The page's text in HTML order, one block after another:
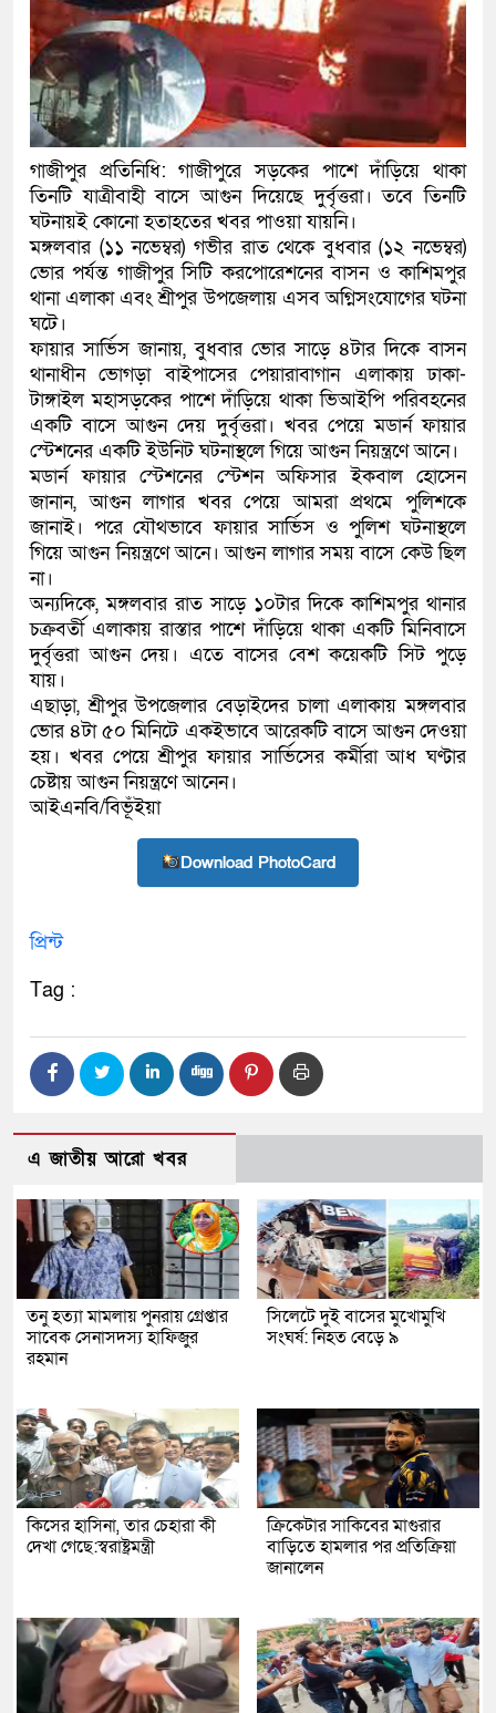
ঢাকার চারপাশে সচল হবে নৌপথ,
রাজধানীর দুই মেট্রো স্টেশনে
আদালতকে বলতে চাইলাম
লতিফ সিদ্দিকী
নতুন মামলায় গ্রেফতার
কলিমউল্লাহকে (ভিডিও)
গাজীপুর প্রতিনিধি: গাজীপুরে সড়কের পাশে দাঁড়িয়ে থাকা
তিনটি যাত্রীবাহী বাসে আগুন দিয়েছে দুর্বৃত্তরা। তবে তিনটি
ঘটনায়ই কোনো হতাহতের খবর পাওয়া যায়নি।
মঙ্গলবার (১১ নভেম্বর) গভীর রাত থেকে বুধবার (১২ নভেম্বর)
ভোর পর্যন্ত গাজীপুর সিটি করপোরেশনের বাসন ও কাশিমপুর
থানা এলাকা এবং শ্রীপুর উপজেলায় এসব অগ্নিসংযোগের ঘটনা
ঘটে।
ফায়ার সার্ভিস জানায়, বুধবার ভোর সাড়ে ৪টার দিকে বাসন
থানাধীন ভোগড়া বাইপাসের পেয়ারাবাগান এলাকায় ঢাকা-
টাঙ্গাইল মহাসড়কের পাশে দাঁড়িয়ে থাকা ভিআইপি পরিবহনের
একটি বাসে আগুন দেয় দুর্বৃত্তরা। খবর পেয়ে মডার্ন ফায়ার
স্টেশনের একটি ইউনিট ঘটনাস্থলে গিয়ে আগুন নিয়ন্ত্রণে আনে।
মডার্ন ফায়ার স্টেশনের স্টেশন অফিসার ইকবাল হোসেন
জানান, আগুন লাগার খবর পেয়ে আমরা প্রথমে পুলিশকে
জানাই। পরে যৌথভাবে ফায়ার সার্ভিস ও পুলিশ ঘটনাস্থলে
গিয়ে আগুন নিয়ন্ত্রণে আনে। আগুন লাগার সময় বাসে কেউ ছিল
না।
অন্যদিকে, মঙ্গলবার রাত সাড়ে ১০টার দিকে কাশিমপুর থানার
চক্রবর্তী এলাকায় রাস্তার পাশে দাঁড়িয়ে থাকা একটি মিনিবাসে
দুর্বৃত্তরা আগুন দেয়। এতে বাসের বেশ কয়েকটি সিট পুড়ে
যায়।
এছাড়া, শ্রীপুর উপজেলার বেড়াইদের চালা এলাকায় মঙ্গলবার
ভোর ৪টা ৫০ মিনিটে একইভাবে আরেকটি বাসে আগুন দেওয়া
হয়। খবর পেয়ে শ্রীপুর ফায়ার সার্ভিসের কর্মীরা আধ ঘণ্টার
চেষ্টায় আগুন নিয়ন্ত্রণে আনেন।
আইএনবি/বিভূঁইয়া
Download PhotoCard
প্রিন্ট
Tag :
এ জাতীয় আরো খবর
তনু হত্যা মামলায় পুনরায় গ্রেপ্তার
সাবেক সেনাসদস্য হাফিজুর
রহমান
সিলেটে দুই বাসের মুখোমুখি
সংঘর্ষ: নিহত বেড়ে ৯
কিসের হাসিনা, তার চেহারা কী
দেখা গেছে:স্বরাষ্ট্রমন্ত্রী
ক্রিকেটার সাকিবের মাগুরার
বাড়িতে হামলার পর প্রতিক্রিয়া
জানালেন